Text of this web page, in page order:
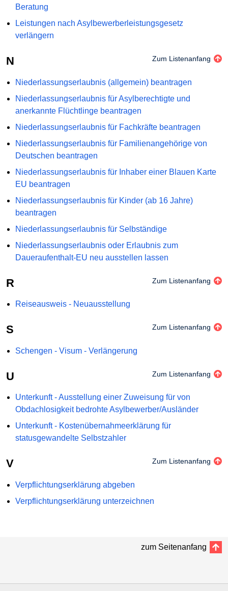
Beratung
Leistungen nach Asylbewerberleistungsgesetz
verlängern
N Zum Listenanfang
Niederlassungserlaubnis (allgemein) beantragen
Niederlassungserlaubnis für Asylberechtigte und
anerkannte Flüchtlinge beantragen
Niederlassungserlaubnis für Fachkräfte beantragen
Niederlassungserlaubnis für Familienangehörige von
Deutschen beantragen
Niederlassungserlaubnis für Inhaber einer Blauen Karte
EU beantragen
Niederlassungserlaubnis für Kinder (ab 16 Jahre)
beantragen
Niederlassungserlaubnis für Selbständige
Niederlassungserlaubnis oder Erlaubnis zum
Daueraufenthalt-EU neu ausstellen lassen
R Zum Listenanfang
Reiseausweis - Neuausstellung
S Zum Listenanfang
Schengen - Visum - Verlängerung
U Zum Listenanfang
Unterkunft - Ausstellung einer Zuweisung für von
Obdachlosigkeit bedrohte Asylbewerber/Ausländer
Unterkunft - Kostenübernahmeerklärung für
statusgewandelte Selbstzahler
V Zum Listenanfang
Verpflichtungserklärung abgeben
Verpflichtungserklärung unterzeichnen
zum Seitenanfang